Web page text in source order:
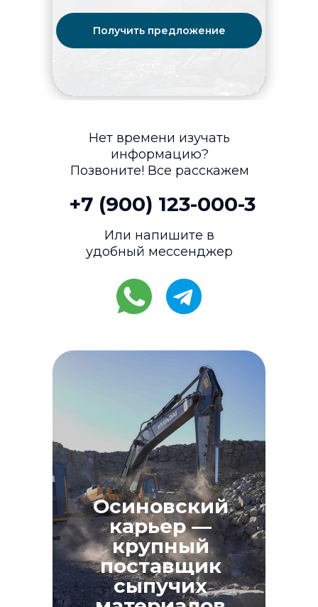
Получить предложение
Нет времени изучать
информацию?
Позвоните! Все расскажем
+7 (900) 123-000-3
Или напишите в
удобный мессенджер
Осиновский
карьер —
крупный
поставщик
сыпучих